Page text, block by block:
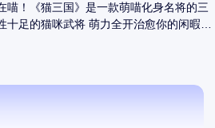
喵！《猫三国》是一款萌喵化身名将的三
十足的猫咪武将 萌力全开治愈你的闲暇时
满。即刻召集你的喵将伙伴 开启趣味三